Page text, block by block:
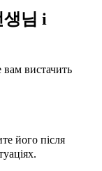
님 і
вам вистачить
його після